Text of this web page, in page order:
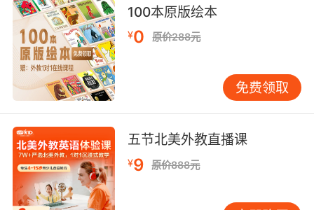
许多孩子对阅读没有兴趣，并非因为家中无书，
相反，家长购置了许多中外名著，教导孩子阅读
之重要性，责怪孩子怎能对阅读毫无兴趣！良苦
用心之余，大家却发现这样做的结果是使孩子与
阅读渐行渐远。
100本原版绘本
¥0 原价288元
免费领取
五节北美外教直播课
¥9 原价888元